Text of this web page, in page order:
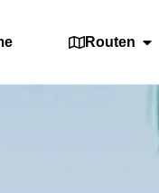
Routen